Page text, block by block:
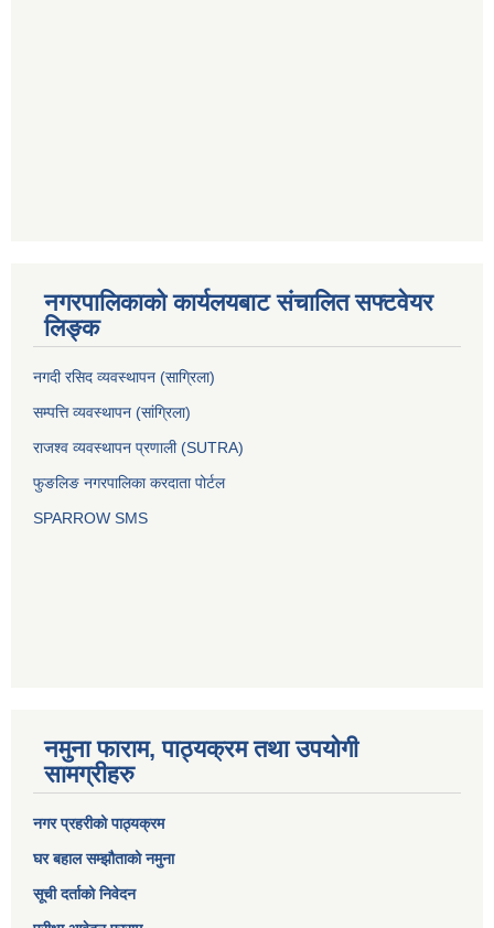
नगरपालिकाको कार्यलयबाट संचालित सफ्टवेयर
लिङ्क
नगदी रसिद व्यवस्थापन (साग्रिला)
सम्पत्ति व्यवस्थापन (सांग्रिला)
राजश्व व्यवस्थापन प्रणाली (SUTRA)
फुङलिङ नगरपालिका करदाता पोर्टल
SPARROW SMS
नमुना फाराम, पाठ्यक्रम तथा उपयोगी
सामग्रीहरु
नगर प्रहरीको पाठ्यक्रम
घर बहाल सम्झौताको नमुना
सूची दर्ताको निवेदन